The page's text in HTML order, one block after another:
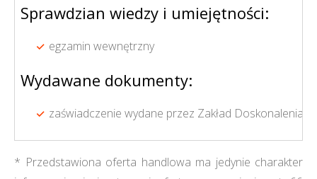
Sprawdzian wiedzy i umiejętności:
egzamin wewnętrzny
Wydawane dokumenty:
zaświadczenie wydane przez Zakład Doskonalenia
* Przedstawiona oferta handlowa ma jedynie charakter